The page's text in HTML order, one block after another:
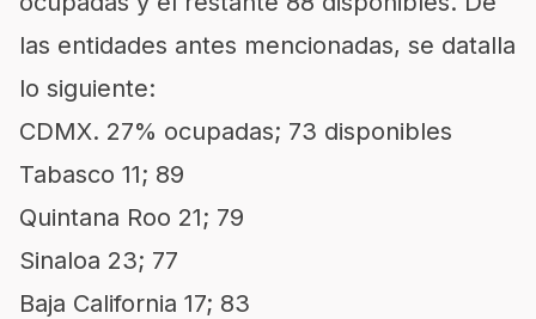
las entidades antes mencionadas, se datalla
lo siguiente:
CDMX. 27% ocupadas; 73 disponibles
Tabasco 11; 89
Quintana Roo 21; 79
Sinaloa 23; 77
Baja California 17; 83